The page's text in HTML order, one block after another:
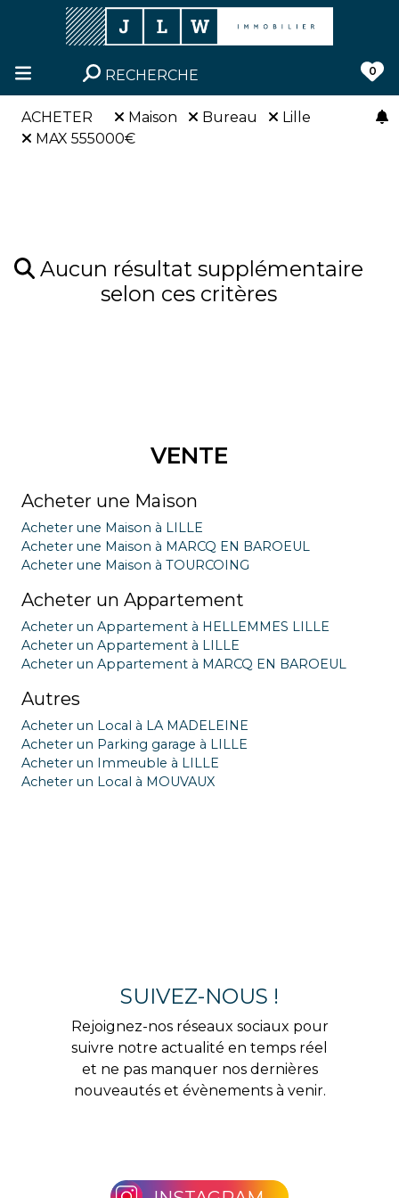
RECHERCHE 0
ACHETER Maison Bureau
Lille
MAX 555000€
Aucun résultat supplémentaire
selon ces critères
VENTE
Acheter une Maison
Acheter une Maison à LILLE
Acheter une Maison à MARCQ EN BAROEUL
Acheter une Maison à TOURCOING
Acheter un Appartement
Acheter un Appartement à HELLEMMES LILLE
Acheter un Appartement à LILLE
Acheter un Appartement à MARCQ EN BAROEUL
Autres
Acheter un Local à LA MADELEINE
Acheter un Parking garage à LILLE
Acheter un Immeuble à LILLE
Acheter un Local à MOUVAUX
SUIVEZ-NOUS !
Rejoignez-nos réseaux sociaux pour
suivre notre actualité en temps réel
et ne pas manquer nos dernières
nouveautés et évènements à venir.